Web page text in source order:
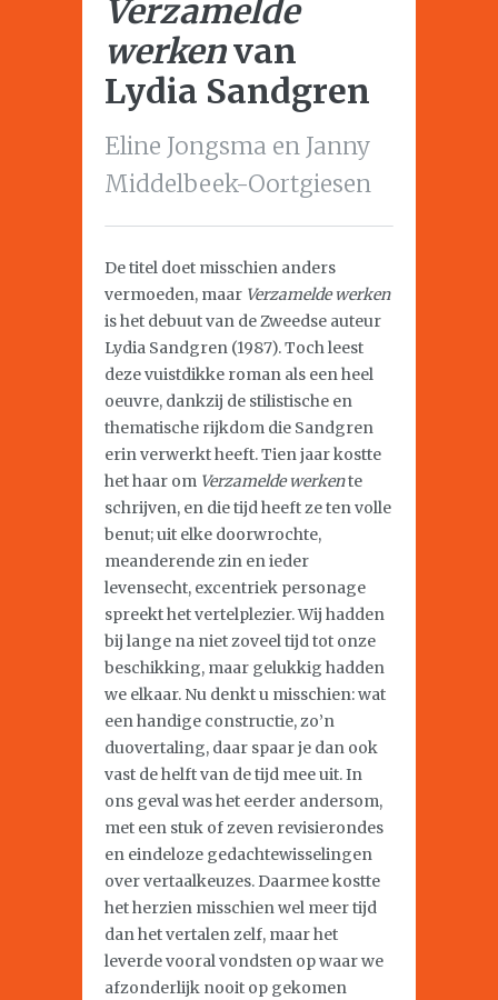
Verzamelde
werkenvan
Lydia Sandgren
Eline Jongsma en Janny
Middelbeek-Oortgiesen
De titel doet misschien anders
vermoeden, maar Verzamelde werken
is het debuut van de Zweedse auteur
Lydia Sandgren (1987). Toch leest
deze vuistdikke roman als een heel
oeuvre, dankzij de stilistische en
thematische rijkdom die Sandgren
erin verwerkt heeft. Tien jaar kostte
het haar om Verzamelde werkente
schrijven, en die tijd heeft ze ten volle
benut; uit elke doorwrochte,
meanderende zin en ieder
levensecht, excentriek personage
spreekt het vertelplezier. Wij hadden
bij lange na niet zoveel tijd tot onze
beschikking, maar gelukkig hadden
we elkaar. Nu denkt u misschien: wat
een handige constructie, zo’n
duovertaling, daar spaar je dan ook
vast de helft van de tijd mee uit. In
ons geval was het eerder andersom,
met een stuk of zeven revisierondes
en eindeloze gedachtewisselingen
over vertaalkeuzes. Daarmee kostte
het herzien misschien wel meer tijd
dan het vertalen zelf, maar het
leverde vooral vondsten op waar we
afzonderlijk nooit op gekomen